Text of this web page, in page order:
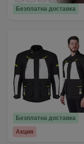
Безплатна доставка
Безплатна доставка
Акция